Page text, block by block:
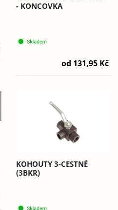
- KONCOVKA
od 131,95 Kč
KOHOUTY 3-CESTNÉ
(3BKR)